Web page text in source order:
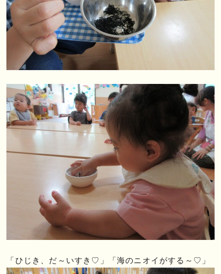
「ひじき、だ～いすき♡」「海のニオイがする～♡」